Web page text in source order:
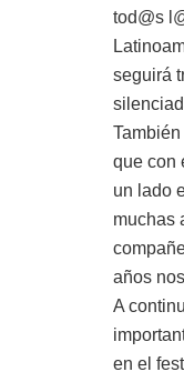
tod@s
seguirá
que con
un lado
muchas
años
A
en el